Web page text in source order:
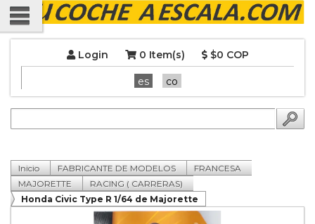
Login 0 Item(s) $0 COP
es co
Inicio FABRICANTE DE MODELOS
FRANCESA
MAJORETTE
RACING ( CARRERAS)
Honda Civic Type R 1/64 de Majorette